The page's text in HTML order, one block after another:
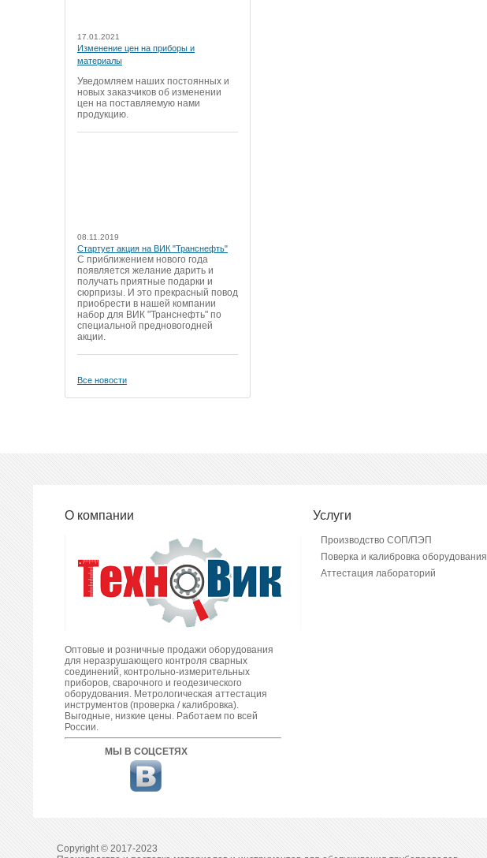
17.01.2021
Изменение цен на приборы и
материалы
Уведомляем наших постоянных и
новых заказчиков об изменении
цен на поставляемую нами
продукцию.
08.11.2019
Стартует акция на ВИК "Транснефть"
С приближением нового года
появляется желание дарить и
получать приятные подарки и
сюрпризы. И это прекрасный повод
приобрести в нашей компании
набор для ВИК "Транснефть" по
специальной предновогодней
акции.
Все новости
О компании
Оптовые и розничные продажи оборудования
для неразрушающего контроля сварных
соединений, контрольно-измерительных
приборов, сварочного и геодезического
оборудования. Метрологическая аттестация
инструментов (проверка / калибровка).
Выгодные, низкие цены. Работаем по всей
России.
МЫ В СОЦСЕТЯХ
Услуги
Производство СОП/ПЭП
Поверка и калибровка оборудования
Аттестация лабораторий
Copyright © 2017-2023